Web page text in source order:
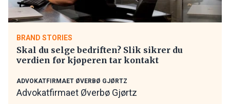
BRAND STORIES
Skal du selge bedriften? Slik sikrer du
verdien før kjøperen tar kontakt
ADVOKATFIRMAET ØVERBØ GJØRTZ
Advokatfirmaet Øverbø Gjørtz